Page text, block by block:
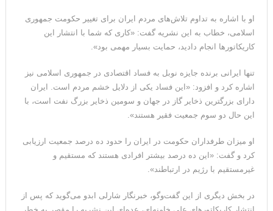
او با اشاره به تداوم تلاش‌های مردم ایران برای تغییر حکومت جمهوری
اسلامی، خطاب به این نشریه گفت: «کاری که شما با انتشار این
کاریکاتورها انجام دادید، حمایت بسیار مهمی بود».
تنها ایرانی برنده جایزه نوبل به فساد اقتصادی در جمهوری اسلامی نیز
اشاره کرد و افزود: «این فساد یکی از دلایل خشم مردم است. ایران
دارای بزرگترین ذخایر گاز در جهان و سومین ذخایر بزرگ نفت است، با
این حال دو سوم جمعیت فقیر هستند».
او میزان طرفداران حکومت در ایران را حدود ده درصد جمعیت ارزیابی
کرد و گفت: «این ده درصد بیشتر افرادی هستند که مستقیم و
غیرمستقیم با رژیم در ارتباطند».
در بخش دیگری از این گفت‌وگو، خبرنگار شارلی ابدو می‌گوید که پس از